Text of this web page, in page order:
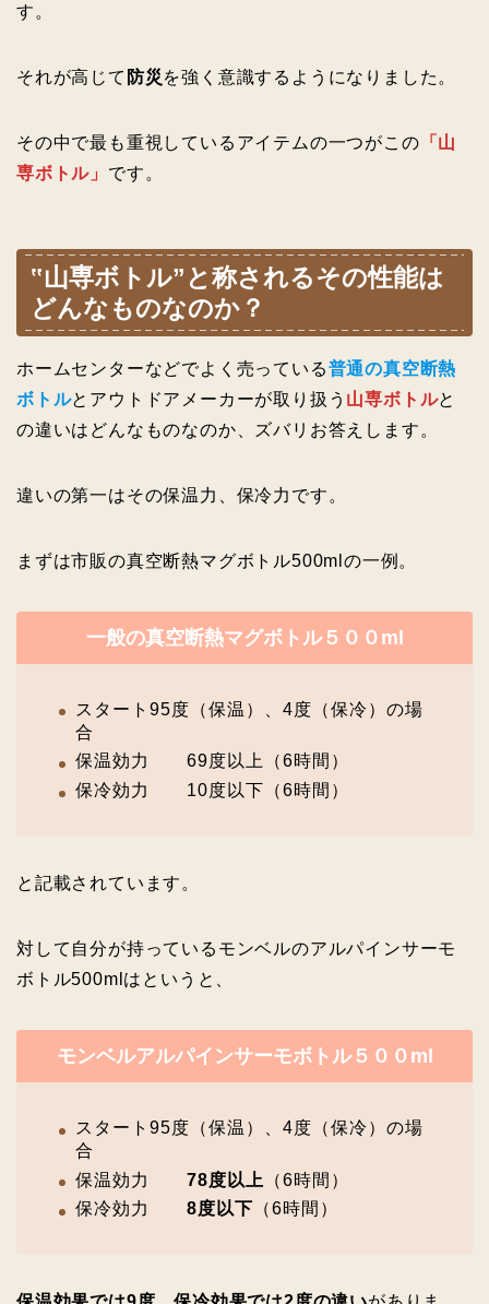
す。
それが高じて 防災 を強く意識するようになりました。
その中で最も重視しているアイテムの一つがこの 「山
専ボトル」 です。
‟山専ボトル”と称されるその性能は
どんなものなのか？
ホームセンターなどでよく売っている普通の真空断熱
ボトルとアウトドアメーカーが取り扱う 山専ボトルと
の違いはどんなものなのか、ズバリお答えします。
違いの第一はその保温力、保冷力です。
まずは市販の真空断熱マグボトル500mlの一例。
一般の真空断熱マグボトル５００ml
スタート95度（保温）、4度（保冷）の場
合
保温効力 69度以上（6時間）
保冷効力 10度以下（6時間）
と記載されています。
対して自分が持っているモンベルのアルパインサーモ
ボトル500mlはというと、
モンベルアルパインサーモボトル５００ml
スタート95度（保温）、4度（保冷）の場
合
保温効力 78度以上
（6時間）
保冷効力 8度以下 （6時間）